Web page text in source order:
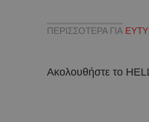
ΠΕΡΙΣΣΟΤΕΡΑ ΓΙΑ
Ακολουθήστε το